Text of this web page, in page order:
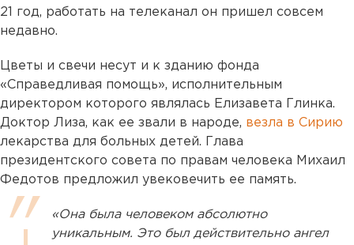
21 год, работать на телеканал он пришел совсем
недавно.
Цветы и свечи несут и к зданию фонда
«Справедливая помощь», исполнительным
директором которого являлась Елизавета Глинка.
Доктор Лиза, как ее звали в народе, везла в Сирию
лекарства для больных детей. Глава
президентского совета по правам человека Михаил
Федотов предложил увековечить ее память.
«Она была человеком абсолютно
уникальным. Это был действительно ангел